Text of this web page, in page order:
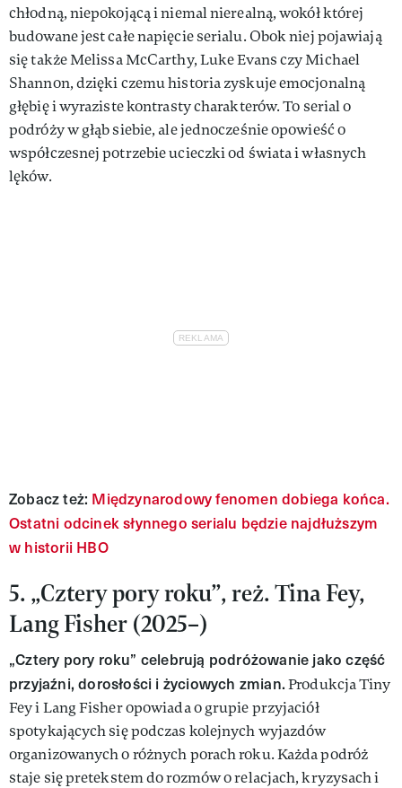
chłodną, niepokojącą i niemal nierealną, wokół której
budowane jest całe napięcie serialu. Obok niej pojawiają
się także Melissa McCarthy, Luke Evans czy Michael
Shannon, dzięki czemu historia zyskuje emocjonalną
głębię i wyraziste kontrasty charakterów. To serial o
podróży w głąb siebie, ale jednocześnie opowieść o
współczesnej potrzebie ucieczki od świata i własnych
lęków.
Zobacz też: Międzynarodowy fenomen dobiega końca.
Ostatni odcinek słynnego serialu będzie najdłuższym
w historii HBO
5. „Cztery pory roku”, reż. Tina Fey,
Lang Fisher (2025–)
„Cztery pory roku” celebrują podróżowanie jako część
przyjaźni, dorosłości i życiowych zmian.Produkcja Tiny
Fey i Lang Fisher opowiada o grupie przyjaciół
spotykających się podczas kolejnych wyjazdów
organizowanych o różnych porach roku. Każda podróż
staje się pretekstem do rozmów o relacjach, kryzysach i